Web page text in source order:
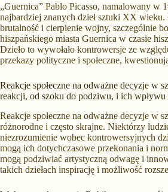
„Guernica” Pablo Picasso, namalowany w
najbardziej znanych dzieł sztuki XX wieku.
brutalność i cierpienie wojny, szczególnie
hiszpańskiego miasta Guernica w czasie
Dzieło to wywołało kontrowersje ze
przekazy polityczne i społeczne,
Reakcje społeczne na odważne decyzje w
reakcji, od szoku do podziwu, i ich wpływu
Reakcje społeczne na odważne decyzje w
różnorodne i często skrajne. Niektórzy
niezrozumienie wobec kontrowersyjnych
mogą ich dotychczasowe przekonania i
mogą podziwiać artystyczną odwagę i
takich dziełach inspirację i możliwość